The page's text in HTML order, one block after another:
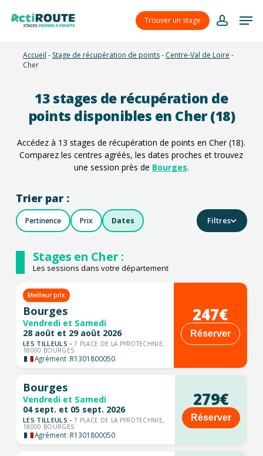
Trouver un stage
account
Accueil - Stage de récupération de points- Centre-Val de Loire -
Cher
13stages de récupération de
points disponibles en Cher (18)
Accédez à 13 stages de récupération de points en Cher (18).
Comparez les centres agréés, les dates proches et trouvez
une session près de Bourges.
Trier par :
Pertinence Prix Dates Filtres
Stages en Cher :
Les sessions dans votre département
Meilleur prix
Bourges
Vendredi et Samedi
28 août et 29 août 2026
LES TILLEULS - 7 PLACE DE LA PYROTECHNIE,
18000 BOURGES
Agrément :R1301800050
247€
Réserver
Bourges
Vendredi et Samedi
04 sept. et 05 sept. 2026
LES TILLEULS - 7 PLACE DE LA PYROTECHNIE,
18000 BOURGES
Agrément :R1301800050
279€
Réserver